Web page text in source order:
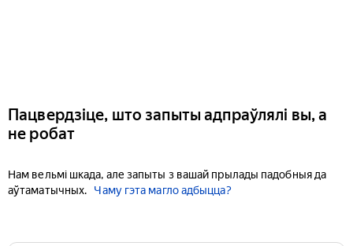
Пацвердзіце, што запыты адпраўлялі вы, а
не робат
Нам вельмі шкада, але запыты з вашай прылады падобныя да
аўтаматычных.
Чаму гэта магло адбыцца?